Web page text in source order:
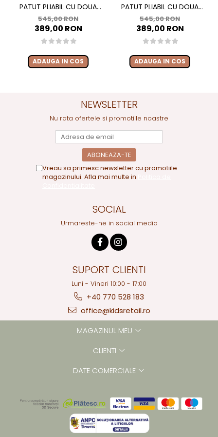
PATUT PLIABIL CU DOUA
NIVELE SI MASUTA DE
INFASAT, 60X120 CM, MOMI,
BELOVE PLUS - GREEN
545,00 RON
389,00 RON
ADAUGA IN COS
PATUT PLIABIL CU DOUA
NIVELE SI MASUTA DE
INFASAT, 60X120 CM, MOMI,
BELOVE PLUS -BEIGE
545,00 RON
389,00 RON
ADAUGA IN COS
NEWSLETTER
Nu rata ofertele si promotiile noastre
Vreau sa primesc newsletter cu promotiile
magazinului. Afla mai multe in
SOCIAL
Urmareste-ne in social media
SUPORT CLIENTI
Luni - Vineri 10:00 - 17:00
+40 770 528 183
office@kidsretail.ro
MAGAZINUL MEU
CLIENTI
DATE COMERCIALE